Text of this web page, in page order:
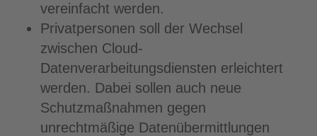
vereinfacht werden.
Privatpersonen soll der Wechsel
zwischen Cloud-
Datenverarbeitungsdiensten erleichtert
werden. Dabei sollen auch neue
Schutzmaßnahmen gegen
unrechtmäßige Datenübermittlungen